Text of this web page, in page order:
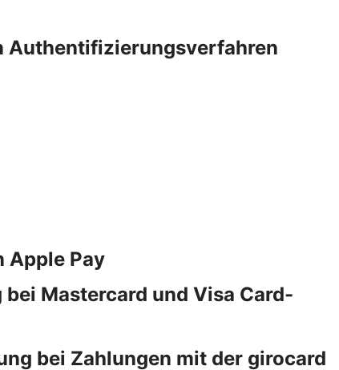
Authentifizierungsverfahren
Apple Pay
Mastercard und Visa Card-
bei Zahlungen mit der girocard